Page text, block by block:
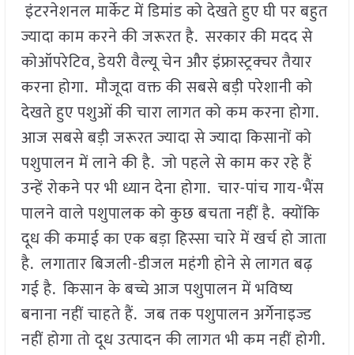
इंटरनेशनल मार्केट में डिमांड को देखते हुए घी पर बहुत
ज्यादा काम करने की जरूरत है. सरकार की मदद से
कोऑपरेटिव, डेयरी वैल्यू चेन और इंफ्रास्ट्रक्चर तैयार
करना होगा. मौजूदा वक्त की सबसे बड़ी परेशानी को
देखते हुए पशुओं की चारा लागत को कम करना होगा.
आज सबसे बड़ी जरूरत ज्यादा से ज्यादा किसानों को
पशुपालन में लाने की है. जो पहले से काम कर रहे हैं
उन्हें रोकने पर भी ध्यान देना होगा. चार-पांच गाय-भैंस
पालने वाले पशुपालक को कुछ बचता नहीं है. क्योंकि
दूध की कमाई का एक बड़ा हिस्सा चारे में खर्च हो जाता
है. लगातार बिजली-डीजल महंगी होने से लागत बढ़
गई है. किसान के बच्चे आज पशुपालन में भविष्य
बनाना नहीं चाहते हैं. जब तक पशुपालन अर्गेनाइज्ड
नहीं होगा तो दूध उत्पादन की लागत भी कम नहीं होगी.